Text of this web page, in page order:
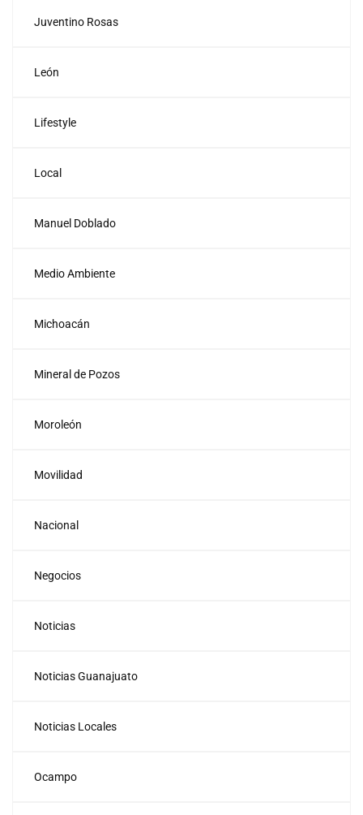
Juventino Rosas
León
Lifestyle
Local
Manuel Doblado
Medio Ambiente
Michoacán
Mineral de Pozos
Moroleón
Movilidad
Nacional
Negocios
Noticias
Noticias Guanajuato
Noticias Locales
Ocampo